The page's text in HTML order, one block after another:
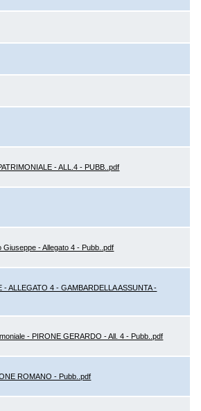
- ALL.4 - PUBB..pdf
Giuseppe - Allegato 4 - Pubb..pdf
- ALLEGATO 4 - GAMBARDELLA ASSUNTA -
- PIRONE GERARDO - All. 4 - Pubb..pdf
ROMANO - Pubb..pdf